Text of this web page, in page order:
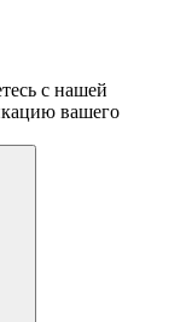
с нашей
вашего